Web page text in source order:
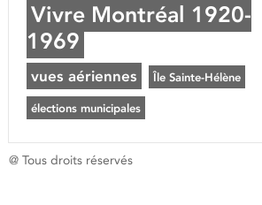
Vivre Montréal 1920-
1969
vues aériennes Île Sainte-Hélène
élections municipales
@ Tous droits réservés